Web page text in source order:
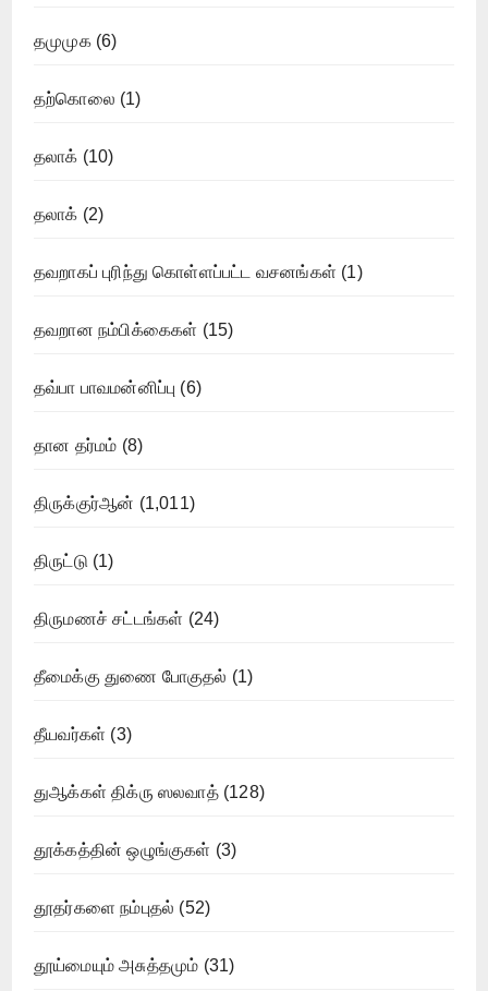
தமுமுக(6)
தற்கொலை (1)
தலாக் (10)
தலாக் (2)
தவறாகப் புரிந்து கொள்ளப்பட்ட வசனங்கள் (1)
தவறான நம்பிக்கைகள் (15)
தவ்பா பாவமன்னிப்பு (6)
தான தர்மம் (8)
திருக்குர்ஆன் (1,011)
திருட்டு (1)
திருமணச் சட்டங்கள் (24)
தீமைக்கு துணை போகுதல் (1)
தீயவர்கள் (3)
துஆக்கள் திக்ரு ஸலவாத்(128)
தூக்கத்தின் ஒழுங்குகள் (3)
தூதர்களை நம்புதல் (52)
தூய்மையும் அசுத்தமும் (31)